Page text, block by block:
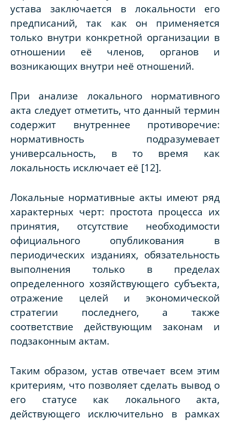
устава заключается в локальности его
предписаний, так как он применяется
только внутри конкретной организации в
отношении её членов, органов и
возникающих внутри неё отношений.
При анализе локального нормативного
акта следует отметить, что данный термин
содержит внутреннее противоречие:
нормативность подразумевает
универсальность, в то время как
локальность исключает её [12].
Локальные нормативные акты имеют ряд
характерных черт: простота процесса их
принятия, отсутствие необходимости
официального опубликования в
периодических изданиях, обязательность
выполнения только в пределах
определенного хозяйствующего субъекта,
отражение целей и экономической
стратегии последнего, а также
соответствие действующим законам и
подзаконным актам.
Таким образом, устав отвечает всем этим
критериям, что позволяет сделать вывод о
его статусе как локального акта,
действующего исключительно в рамках